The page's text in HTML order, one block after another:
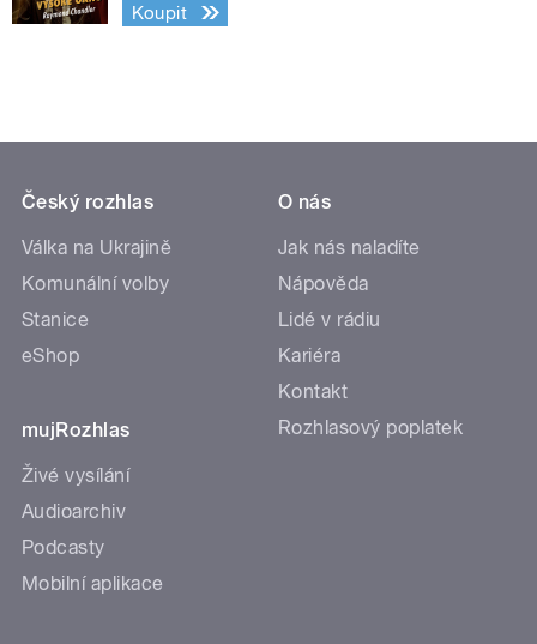
Koupit
Český rozhlas
Válka na Ukrajině
Komunální volby
Stanice
eShop
mujRozhlas
Živé vysílání
Audioarchiv
Podcasty
Mobilní aplikace
O nás
Jak nás naladíte
Nápověda
Lidé v rádiu
Kariéra
Kontakt
Rozhlasový poplatek